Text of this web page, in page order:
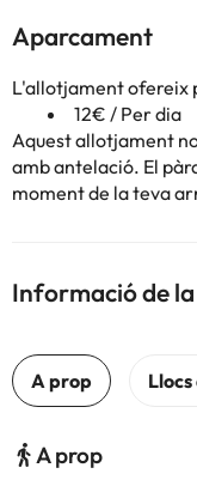
Aparcament
L'allotjament ofereix
12€ / Per dia
Aquest allotjament
amb antelació. El
moment de la teva
Informació de
A prop